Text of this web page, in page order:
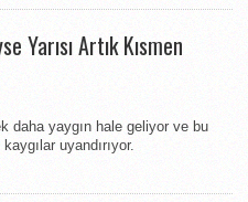
Yarısı Artık Kısmen
daha yaygın hale geliyor ve bu
uyandırıyor.